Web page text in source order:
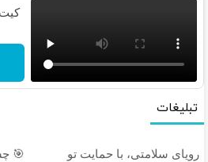
تبلیغات
رویای سلامتی، با حمایت تو
🎯